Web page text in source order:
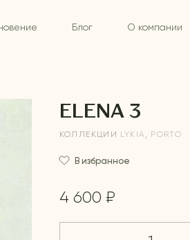
Блог О компании
ELENA 3
КОЛЛЕКЦИИ LYKIA , PORTO
В избранное
4 600 ₽